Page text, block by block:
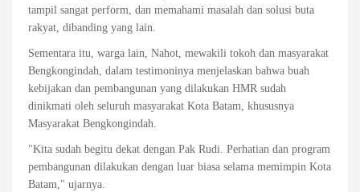
tampil sangat perform, dan memahami masalah dan solusi buta
rakyat, dibanding yang lain.
Sementara itu, warga lain, Nahot, mewakili tokoh dan masyarakat
Bengkongindah, dalam testimoninya menjelaskan bahwa buah
kebijakan dan pembangunan yang dilakukan HMR sudah
dinikmati oleh seluruh masyarakat Kota Batam, khususnya
Masyarakat Bengkongindah.
"Kita sudah begitu dekat dengan Pak Rudi. Perhatian dan program
pembangunan dilakukan dengan luar biasa selama memimpin Kota
Batam," ujarnya.